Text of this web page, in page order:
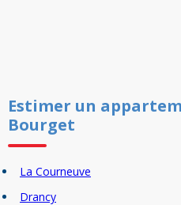
Estimer un
Bourget
La Courneuve
Drancy